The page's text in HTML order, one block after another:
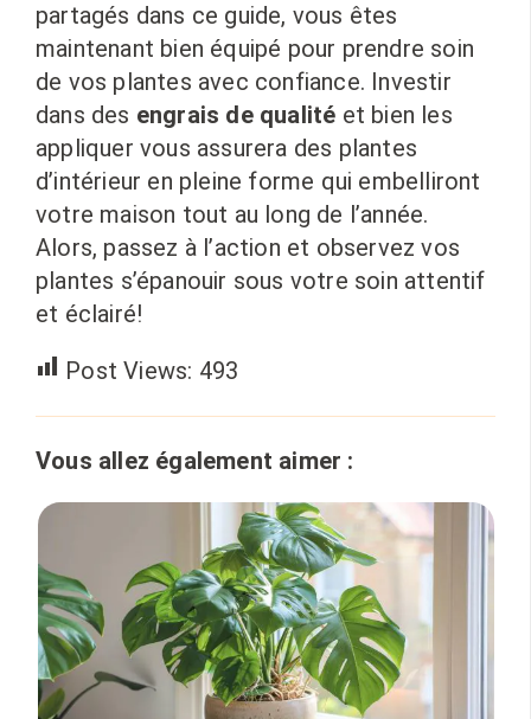
partagés dans ce guide, vous êtes
maintenant bien équipé pour prendre soin
de vos plantes avec confiance. Investir
dans des engrais de qualité et bien les
appliquer vous assurera des plantes
d’intérieur en pleine forme qui embelliront
votre maison tout au long de l’année.
Alors, passez à l’action et observez vos
plantes s’épanouir sous votre soin attentif
et éclairé!
Post Views: 493
Vous allez également aimer :